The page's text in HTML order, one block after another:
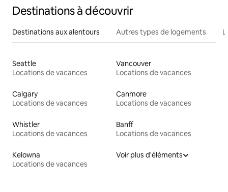
Destinations à découvrir
Destinations aux alentours Autres types de logements
Seattle
Locations de vacances
Vancouver
Locations de vacances
Calgary
Locations de vacances
Canmore
Locations de vacances
Whistler
Locations de vacances
Banff
Locations de vacances
Kelowna
Locations de vacances
Voir plus d'éléments